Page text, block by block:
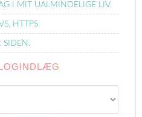
I MIT UALMINDELIGE LIV.
HTTPS
SIDEN.